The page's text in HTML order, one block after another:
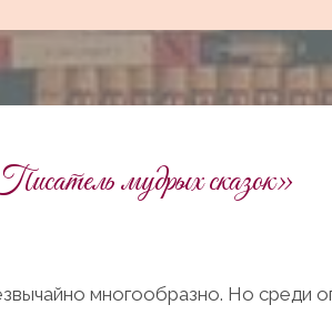
мудрых сказок»
многообразно. Но среди